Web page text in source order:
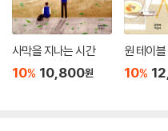
사막을 지나는 시간
10% 10,800원
원 테이
10%